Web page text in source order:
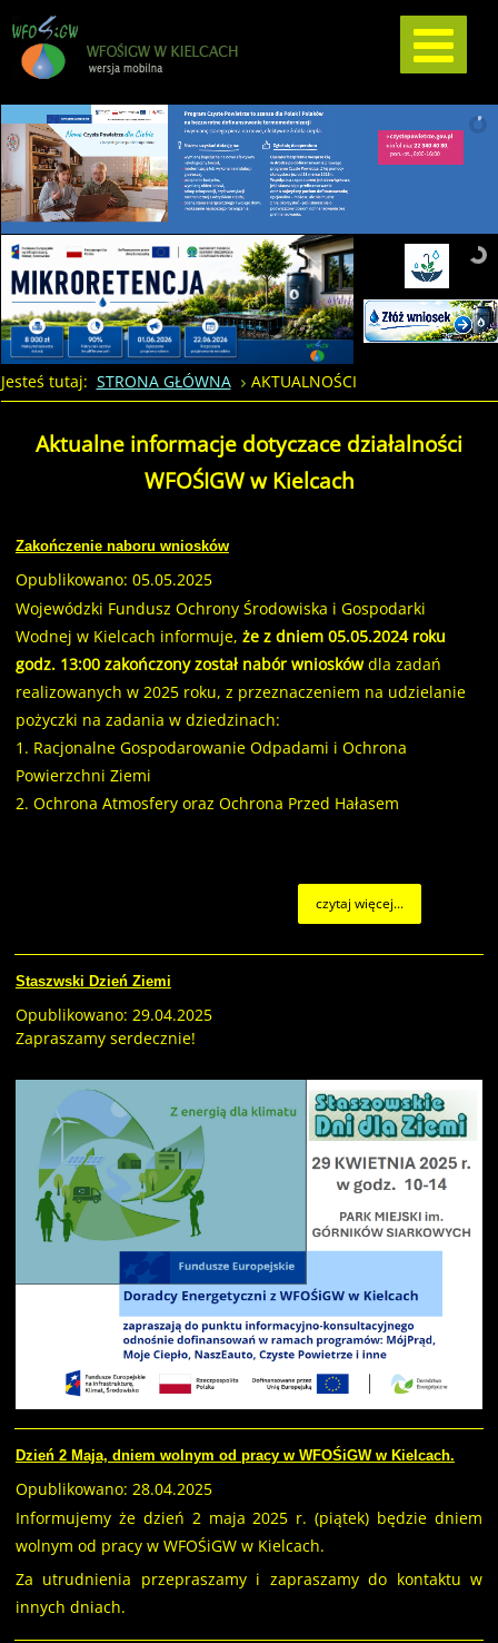
Jesteś tutaj: STRONA GŁÓWNA AKTUALNOŚCI
Aktualne informacje dotyczace działalności
WFOŚIGW w Kielcach
Zakończenie naboru wniosków
Opublikowano: 05.05.2025
Wojewódzki Fundusz Ochrony Środowiska i Gospodarki
Wodnej w Kielcach informuje, że z dniem 05.05.2024 roku
godz. 13:00 zakończony został nabór wnioskówdla zadań
realizowanych w 2025 roku, z przeznaczeniem na udzielanie
pożyczki na zadania w dziedzinach:
1. Racjonalne Gospodarowanie Odpadami i Ochrona
Powierzchni Ziemi
2. Ochrona Atmosfery oraz Ochrona Przed Hałasem
czytaj więcej...
Staszwski Dzień Ziemi
Opublikowano: 29.04.2025
Zapraszamy serdecznie!
Dzień 2 Maja, dniem wolnym od pracy w WFOŚiGW w Kielcach.
Opublikowano: 28.04.2025
Informujemy że dzień 2 maja 2025 r. (piątek) będzie dniem
wolnym od pracy w WFOŚiGW w Kielcach.
Za utrudnienia przepraszamy i zapraszamy do kontaktu w
innych dniach.